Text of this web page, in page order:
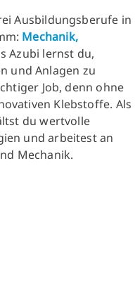
Ausbildungsberufe in
Mechanik,
Azubi lernst du,
und Anlagen zu
Job, denn ohne
Klebstoffe. Als
du wertvolle
und arbeitest an
Mechanik.